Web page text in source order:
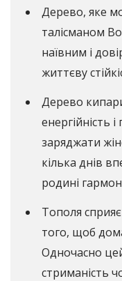
Дерево, яке
талісманом
наївним і
життєву
Дерево
енергійність
заряджати
кілька днів
родині
Тополя
того, щоб
Одночасно
стриманість